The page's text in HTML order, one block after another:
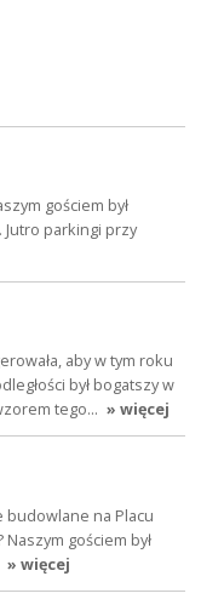
gościem był
Jutro parkingi przy
aby w tym roku
był bogatszy w
tego… » więcej
budowlane na Placu
gościem był
» więcej